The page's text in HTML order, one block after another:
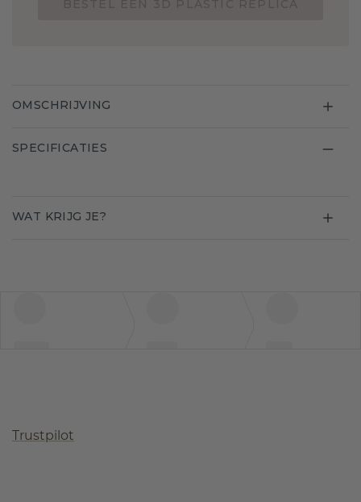
OMSCHRIJVING
SPECIFICATIES
WAT KRIJG JE?
Trustpilot